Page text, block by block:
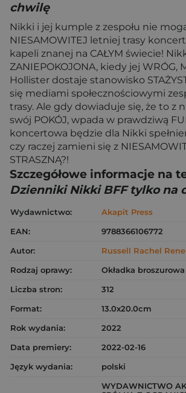
chwilę
Nikki i jej kumple z zespołu nie
NIESAMOWITEJ letniej trasy
kapeli znanej na CAŁYM świecie!
ZANIEPOKOJONA, kiedy jej WRÓG,
Hollister dostaje stanowisko
się mediami społecznościowymi
trasy. Ale gdy dowiaduje się, że to z
swój POKÓJ, wpada w prawdziwą
koncertowa będzie dla Nikki
czy raczej zamieni się z
STRASZNĄ?!
Szczegółowe informacje na
Dzienniki Nikki BFF tylko na
Wydawnictwo:
Akapit Press
EAN:
9788366106772
Autor:
Russell Rachel Rene
Rodzaj oprawy:
Okładka
Liczba stron:
312
Format:
13.0x20.0cm
Rok wydania:
2022
Data premiery:
2022-02-16
Język wydania:
polski
WYDAWNICTWO